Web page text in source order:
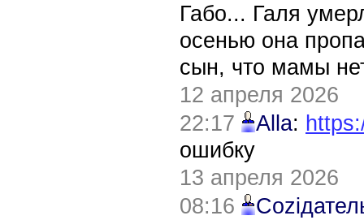
Габо... Галя
осенью она
сын, что мамы
12 апреля 2026
22:17
Alla:
ошибку
13 апреля 2026
08:16